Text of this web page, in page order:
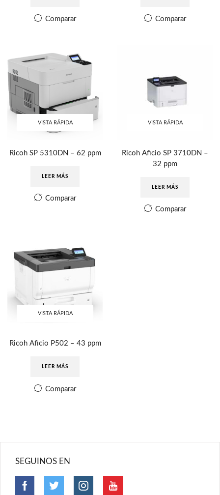
Comparar Comparar
VISTA RÁPIDA
Ricoh SP 5310DN – 62 ppm
LEER MÁS
Comparar
VISTA RÁPIDA
Ricoh Aficio SP 3710DN –
32 ppm
LEER MÁS
Comparar
VISTA RÁPIDA
Ricoh Aficio P502 – 43 ppm
LEER MÁS
Comparar
SEGUINOS EN